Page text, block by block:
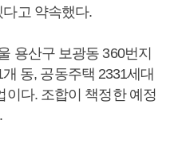
고 약속했다.
용산구 보광동 360번지
동, 공동주택 2331세대
이다. 조합이 책정한 예정